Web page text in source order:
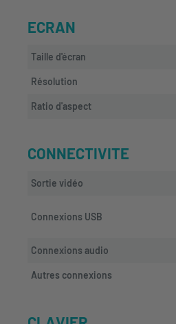
ECRAN
Taille d'écran
Résolution
Ratio d'aspect
CONNECTIVITE
Sortie vidéo
Connexions USB
Connexions audio
Autres connexions